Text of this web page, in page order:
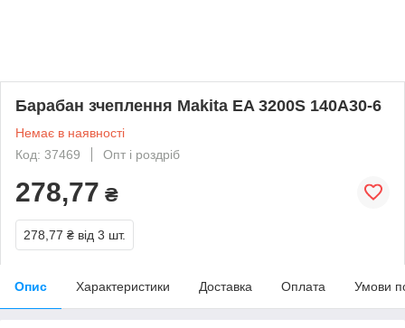
Барабан зчеплення Makita EA 3200S 140A30-6
Немає в наявності
Код: 37469
Опт і роздріб
278,77 ₴
278,77 ₴ від 3 шт.
Опис Характеристики Доставка Оплата Умови